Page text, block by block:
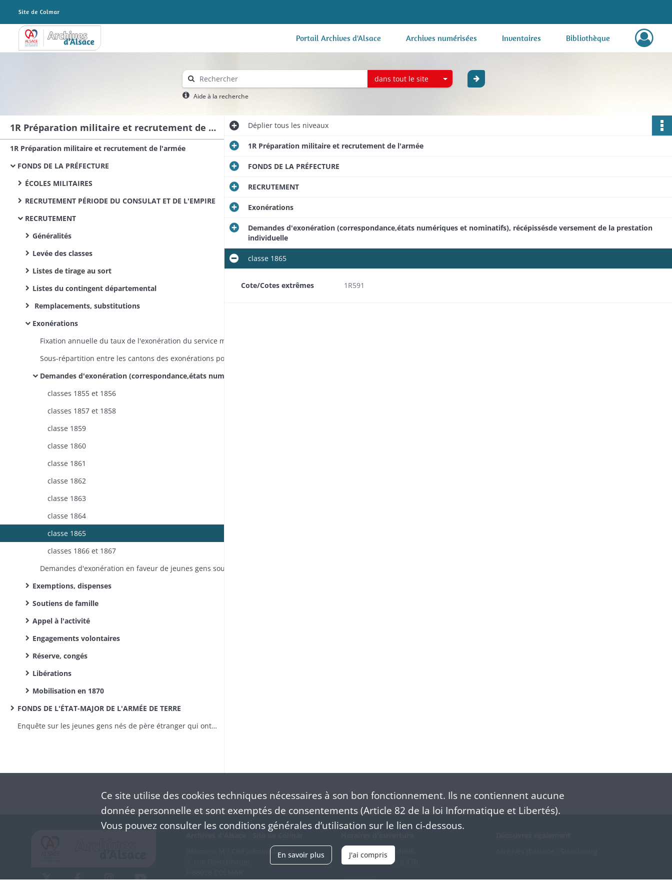
Archives Alsace - Colmar Portail Archives d'Alsace Archives numérisées Inventaires Bibliothèque
dans tout le site
Aide à la recherche
1R Préparation militaire et recrutement de l'armée
1R Préparation militaire et recrutement de l'armée
FONDS DE LA PRÉFECTURE
ÉCOLES MILITAIRES
RECRUTEMENT PÉRIODE DU CONSULAT ET DE L'EMPIRE
RECRUTEMENT
Généralités
Levée des classes
Listes de tirage au sort
Listes du contingent départemental
Remplacements, substitutions
Exonérations
Demandes d'exonération (correspondance,états numériques et nominatifs), récépissésde versement de la prestation individuelle
classes 1855 et 1856
classes 1857 et 1858
classe 1859
classe 1860
classe 1861
classe 1862
classe 1863
classe 1864
classe 1865
classes 1866 et 1867
Exemptions, dispenses
Soutiens de famille
Appel à l'activité
Engagements volontaires
Réserve, congés
Libérations
Mobilisation en 1870
FONDS DE L'ÉTAT-MAJOR DE L'ARMÉE DE TERRE
Enquête sur les jeunes gens nés de père étranger qui ont répudié la qualité de français
Dépliertous les niveaux
1R Préparation militaire et recrutement de l'armée
FONDS DE LA PRÉFECTURE
RECRUTEMENT
Exonérations
Demandes d'exonération (correspondance,états numériques et nominatifs), récépissésde versement de la prestation
individuelle
classe 1865
Cote/Cotes extrêmes 1R591
Bâtiment M / Cité administrative
(+33) 3 89 21 97 00
Du mardi au vendredi
en continu de 9h à 17h
Ce site utilise des cookiestechniques nécessaires à son bon fonctionnement. Ils ne contiennent aucune
donnée personnelle et sont exemptés de consentements (Article 82 de la loi Informatique et Libertés).
Vous pouvez consulter les conditions générales d’utilisation sur le lien ci-dessous.
En savoir plus J'ai compris